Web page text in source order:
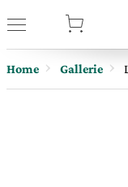
Home Gallerie